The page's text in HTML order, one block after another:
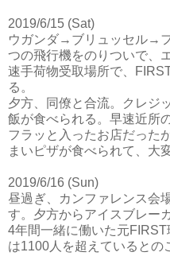
2019/6/15 (Sat)
ウガンダ→ブリュッセル→
つの飛行機をのりついで、
速手荷物受取場所で、
る。
夕方、同僚と合流。クレジ
飯が食べられる。早速近所
フラッと入ったお店だった
まいピザが食べられて、大
2019/6/16 (Sun)
昼過ぎ、カンファレンス会
す。夕方からアイスブレーカ
4年間一緒に働いた元
は1100人を超えているとの